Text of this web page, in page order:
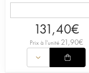
131,40€
Prix à l'unité 21,90€